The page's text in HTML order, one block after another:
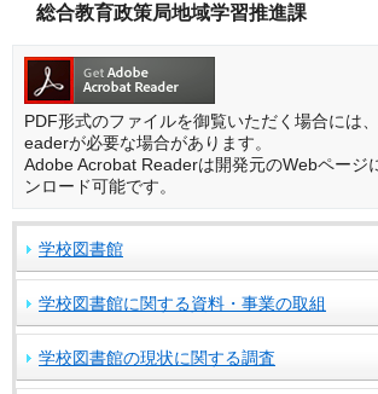
総合教育政策局地域学習推進課
PDF形式のファイルを御覧いただく場合には
eaderが必要な場合があります。
Adobe Acrobat Readerは開発元のWebページ
ンロード可能です。
学校図書館
学校図書館に関する資料・事業の取組
学校図書館の現状に関する調査